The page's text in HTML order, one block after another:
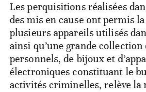
Les perquisitions réalisées
des mis en cause ont permis
plusieurs appareils utilisés
ainsi qu’une grande collection
personnels, de bijoux et
électroniques constituant le
activités criminelles, relève la